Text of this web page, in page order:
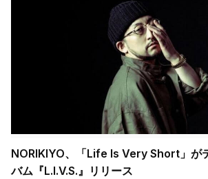
NORIKIYO、「Life Is Very Short」が
バム『L.I.V.S.』リリース